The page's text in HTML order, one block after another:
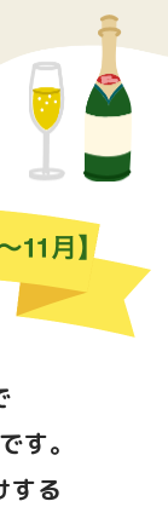
ジュ
す。
する